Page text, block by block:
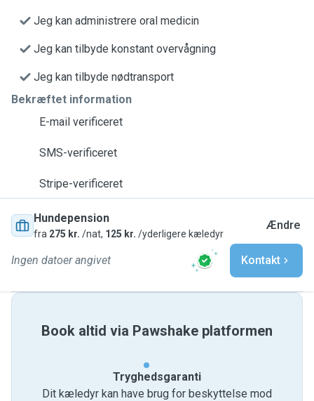
Jeg kan administrere oral medicin
Jeg kan tilbyde konstant overvågning
Jeg kan tilbyde nødtransport
Bekræftet information
E-mail verificeret
SMS-verificeret
Stripe-verificeret
Hundepension
fra 275 kr. /nat, 125 kr. /yderligere kæledyr
Ændre
Ingen datoer angivet Kontakt
Book altid via Pawshake platformen
Tryghedsgaranti
Dit kæledyr kan have brug for beskyttelse mod